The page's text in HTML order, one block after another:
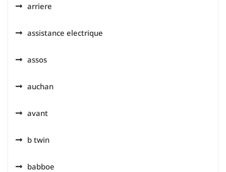
arriere
assistance electrique
assos
auchan
avant
b twin
babboe